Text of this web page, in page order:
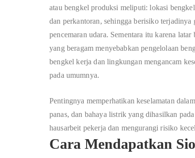
atau bengkel produksi meliputi:lokasi bengkel
dan perkantoran, sehingga berisiko terjadinya
pencemaran udara. Sementara itu karena latar
yang beragam menyebabkan pengelolaan beng
bengkel kerja dan lingkungan mengancam kes
pada umumnya.
Pentingnya memperhatikan keselamatan
panas, dan bahaya listrik yang dihasilkan
hausarbeit pekerja dan mengurangi risiko
Cara Mendapatkan